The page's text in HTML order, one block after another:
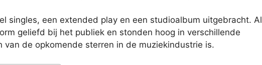
singles, een extended play en een studioalbum uitgebracht. Al
geliefd bij het publiek en stonden hoog in verschillende
van de opkomende sterren in de muziekindustrie is.